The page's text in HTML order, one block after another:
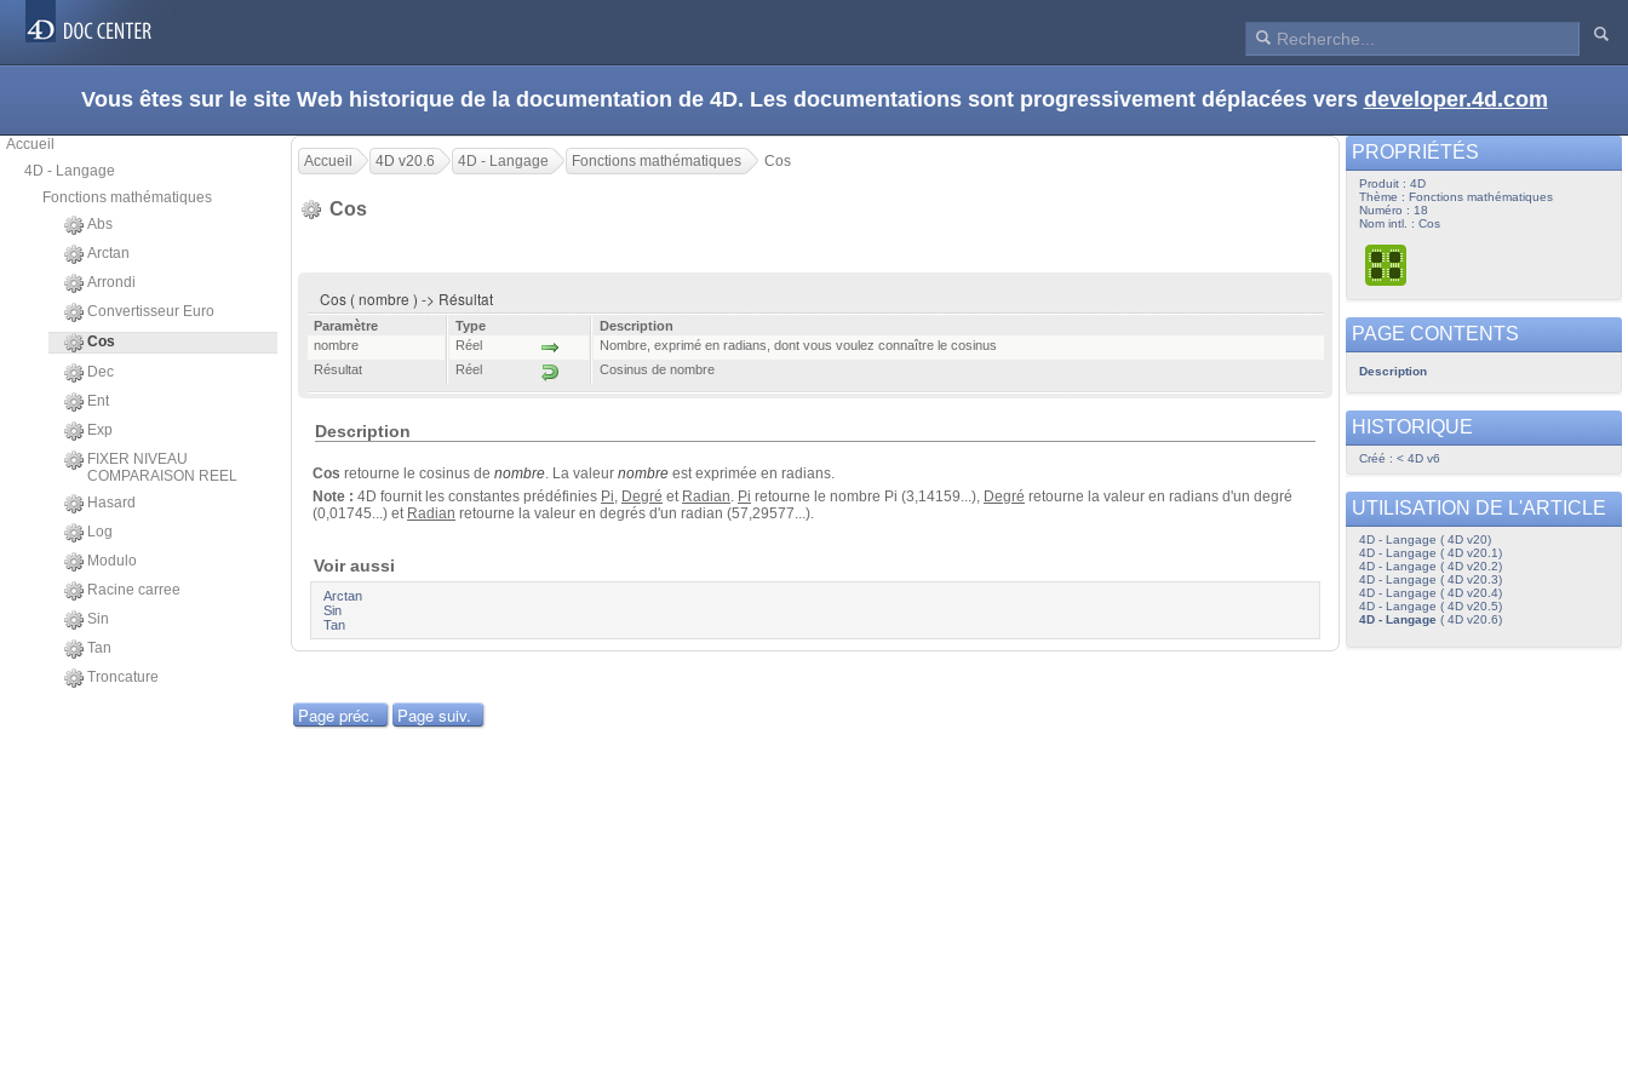
Vous êtes sur le site Web historique de la documentation de 4D. Les documentations sont progressivement déplacées vers developer.4d.com
Accueil
4D - Langage
Fonctions mathématiques
Abs
Arctan
Arrondi
Convertisseur Euro
Cos
Dec
Ent
Exp
FIXER NIVEAU
COMPARAISON REEL
Hasard
Log
Modulo
Racine carree
Sin
Tan
Troncature
Accueil 4D v20.6 4D - Langage Fonctions mathématiques Cos
Cos
Cos ( nombre ) -> Résultat
Paramètre Type
Description
nombre
Réel
Nombre, exprimé en radians, dont vous voulez connaître le cosinus
Résultat
Réel Cosinus de nombre
Description
Cos retourne le cosinus de nombre. La valeur nombre est exprimée en radians.
Note : 4D fournit les constantes prédéfinies Pi, Degré et Radian. Pi retourne le nombre Pi (3,14159...), Degré retourne la valeur en radians d'un degré
(0,01745...) et Radian retourne la valeur en degrés d'un radian (57,29577...).
Voir aussi
Arctan
Sin
Tan
Page préc. Page suiv.
PROPRIÉTÉS
Produit : 4D
Thème : Fonctions mathématiques
Numéro : 18
Nom intl. : Cos
PAGE CONTENTS
Description
HISTORIQUE
Créé : < 4D v6
UTILISATION DE L'ARTICLE
4D - Langage ( 4D v20)
4D - Langage ( 4D v20.1)
4D - Langage ( 4D v20.2)
4D - Langage ( 4D v20.3)
4D - Langage ( 4D v20.4)
4D - Langage ( 4D v20.5)
4D - Langage( 4D v20.6)